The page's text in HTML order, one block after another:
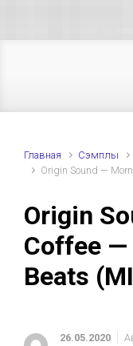
Главная Cэмплы
Origin Sound —
Origin
Coffee —
Beats
26.05.2020